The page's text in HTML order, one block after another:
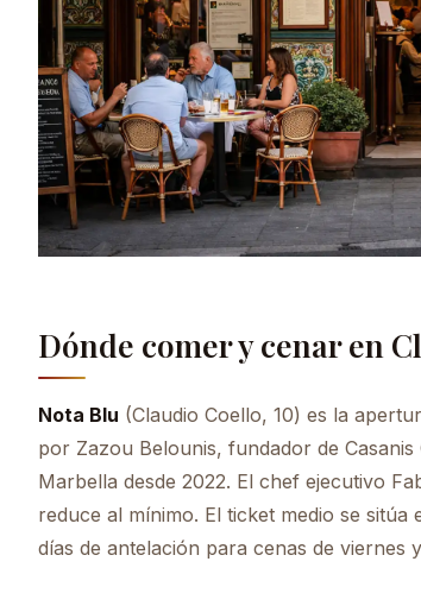
Dónde comer y cenar en
Nota Blu (Claudio Coello, 10) es la
por Zazou Belounis, fundador de
Marbella desde 2022. El chef ejecutivo
reduce al mínimo. El ticket medio se
días de antelación para cenas de viernes